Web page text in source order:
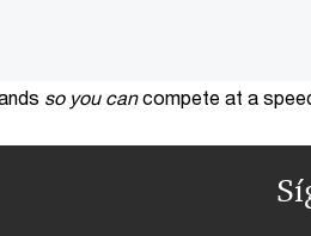
so you can compete at a